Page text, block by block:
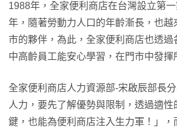
1988年，全家便利商店在台灣設立第
年，隨著勞動力人口的年齡漸長，也越
市的夥伴，為此，全家便利商店也透過
中高齡員工能安心學習，在門市中發揮
全家便利商店人力資源部-宋啟辰部長
人力，要先了解優勢與限制，透過適性
鍵，也能為便利商店注入生力軍！」，